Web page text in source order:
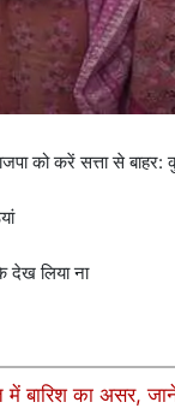
को करें सत्ता से बाहर:
देख लिया ना
में बारिश का असर,